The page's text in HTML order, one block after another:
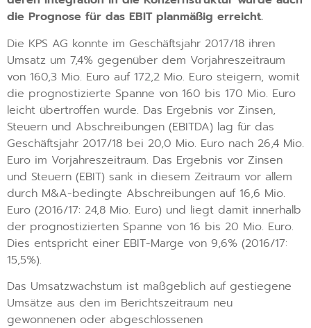
die Prognose für das EBIT planmäßig erreicht.
Die KPS AG konnte im Geschäftsjahr 2017/18 ihren
Umsatz um 7,4% gegenüber dem Vorjahreszeitraum
von 160,3 Mio. Euro auf 172,2 Mio. Euro steigern, womit
die prognostizierte Spanne von 160 bis 170 Mio. Euro
leicht übertroffen wurde. Das Ergebnis vor Zinsen,
Steuern und Abschreibungen (EBITDA) lag für das
Geschäftsjahr 2017/18 bei 20,0 Mio. Euro nach 26,4 Mio.
Euro im Vorjahreszeitraum. Das Ergebnis vor Zinsen
und Steuern (EBIT) sank in diesem Zeitraum vor allem
durch M&A-bedingte Abschreibungen auf 16,6 Mio.
Euro (2016/17: 24,8 Mio. Euro) und liegt damit innerhalb
der prognostizierten Spanne von 16 bis 20 Mio. Euro.
Dies entspricht einer EBIT-Marge von 9,6% (2016/17:
15,5%).
Das Umsatzwachstum ist maßgeblich auf gestiegene
Umsätze aus den im Berichtszeitraum neu
gewonnenen oder abgeschlossenen